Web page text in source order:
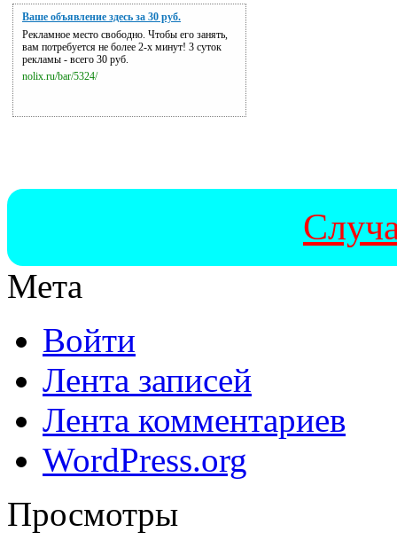
Ваше объявление здесь за 30 руб.
Рекламное место свободно. Чтобы его занять,
вам потребуется не более 2-х минут! 3 суток
рекламы - всего 30 руб.
nolix.ru/bar/5324/
Мета
Войти
Лента записей
Лента комментариев
WordPress.org
Просмотры